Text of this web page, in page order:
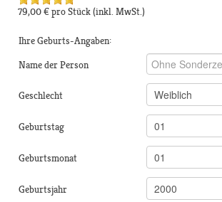
79,00 €pro Stück(inkl. MwSt.)
Ihre Geburts-Angaben:
Name der Person
Geschlecht
Geburtstag
Geburtsmonat
Geburtsjahr